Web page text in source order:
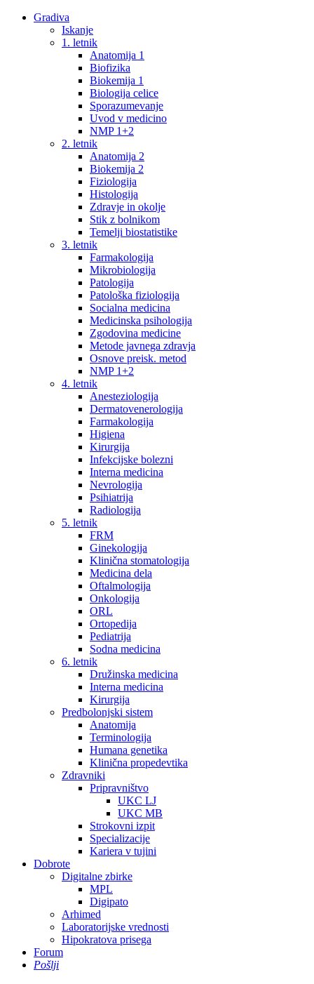
Gradiva
Iskanje
1. letnik
Anatomija 1
Biofizika
Biokemija 1
Biologija celice
Sporazumevanje
Uvod v medicino
NMP 1+2
2. letnik
Anatomija 2
Biokemija 2
Fiziologija
Histologija
Zdravje in okolje
Stik z bolnikom
Temelji biostatistike
3. letnik
Farmakologija
Mikrobiologija
Patologija
Patološka fiziologija
Socialna medicina
Medicinska psihologija
Zgodovina medicine
Metode javnega zdravja
Osnove preisk. metod
NMP 1+2
4. letnik
Anesteziologija
Dermatovenerologija
Farmakologija
Higiena
Kirurgija
Infekcijske bolezni
Interna medicina
Nevrologija
Psihiatrija
Radiologija
5. letnik
FRM
Ginekologija
Klinična stomatologija
Medicina dela
Oftalmologija
Onkologija
ORL
Ortopedija
Pediatrija
Sodna medicina
6. letnik
Družinska medicina
Interna medicina
Kirurgija
Predbolonjski sistem
Anatomija
Terminologija
Humana genetika
Klinična propedevtika
Zdravniki
Pripravništvo
UKC LJ
UKC MB
Strokovni izpit
Specializacije
Kariera v tujini
Dobrote
Digitalne zbirke
MPL
Digipato
Arhimed
Laboratorijske vrednosti
Hipokratova prisega
Forum
Pošlji